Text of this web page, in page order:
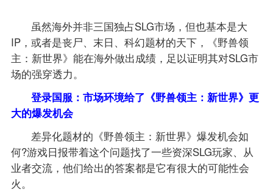
虽然海外并非三国独占SLG市场，但也基本是大
IP，或者是丧尸、末日、科幻题材的天下，《野兽领
主：新世界》能在海外做出成绩，足以证明其对SLG市
场的强穿透力。
登录国服：市场环境给了《野兽领主：新世界》更
大的爆发机会
差异化题材的《野兽领主：新世界》爆发机会如
何?游戏日报带着这个问题找了一些资深SLG玩家、从
业者交流，他们给出的答案都是它有很大的可能性会
火。